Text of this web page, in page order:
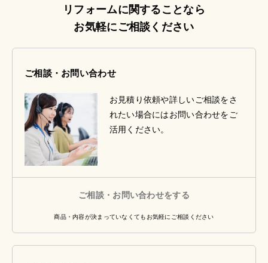
リフォームに関することなら
お気軽にご相談ください
ご相談・お問い合わせ
お見積り依頼や詳しいご相談をさ
れたい場合にはお問い合わせをご
活用ください。
ご相談・お問い合わせをする
商品・内容が決まっていなくてもお気軽にご相談ください